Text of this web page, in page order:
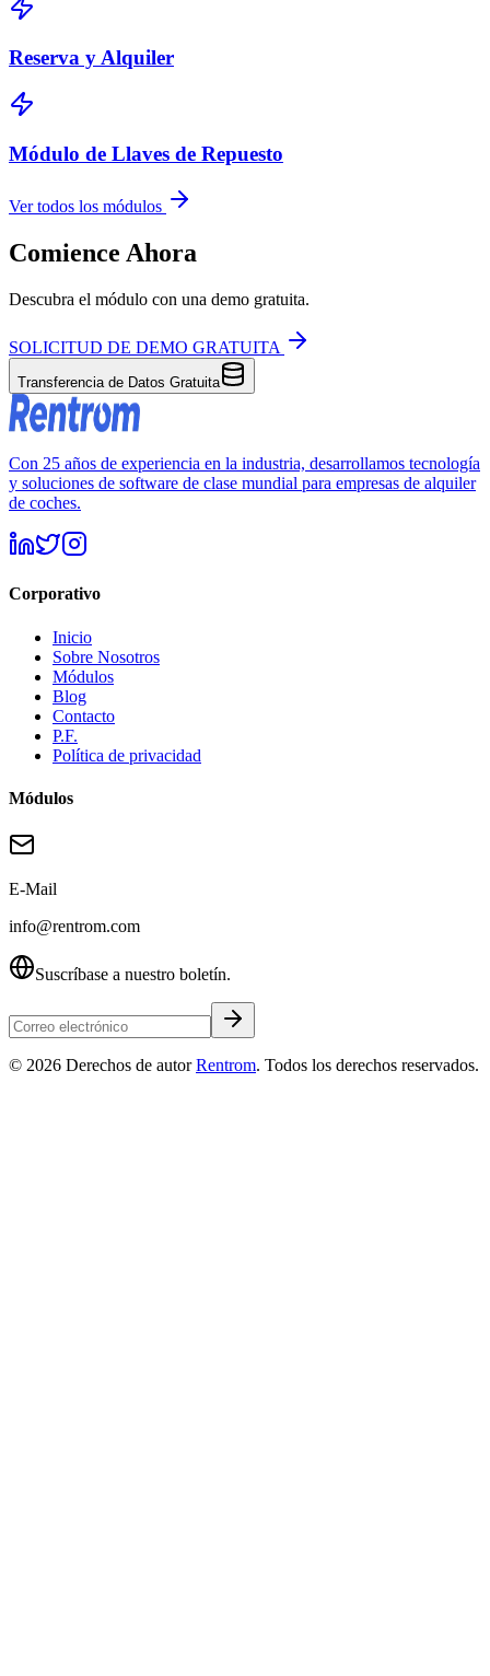
Reserva y Alquiler
Módulo de Llaves de Repuesto
Ver todos los módulos
Comience Ahora
Descubra el módulo con una demo gratuita.
SOLICITUD DE DEMO GRATUITA
Transferencia de Datos Gratuita
Con 25 años de experiencia en la industria, desarrollamos tecnología
y soluciones de software de clase mundial para empresas de alquiler
de coches.
Corporativo
Inicio
Sobre Nosotros
Módulos
Blog
Contacto
P.F.
Política de privacidad
Módulos
E-Mail
info@rentrom.com
Suscríbase a nuestro boletín.
© 2026 Derechos de autor Rentrom. Todos los derechos reservados.